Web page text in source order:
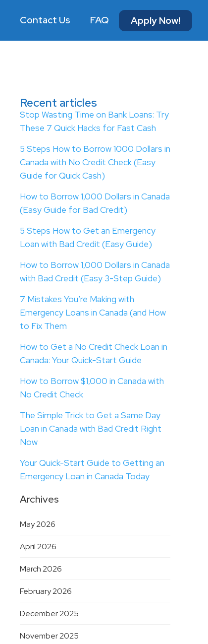
Contact Us FAQ Apply Now!
Recent articles
Stop Wasting Time on Bank Loans: Try
These 7 Quick Hacks for Fast Cash
5 Steps How to Borrow 1000 Dollars in
Canada with No Credit Check (Easy
Guide for Quick Cash)
How to Borrow 1,000 Dollars in Canada
(Easy Guide for Bad Credit)
5 Steps How to Get an Emergency
Loan with Bad Credit (Easy Guide)
How to Borrow 1,000 Dollars in Canada
with Bad Credit (Easy 3-Step Guide)
7 Mistakes You’re Making with
Emergency Loans in Canada (and How
to Fix Them
How to Get a No Credit Check Loan in
Canada: Your Quick-Start Guide
How to Borrow $1,000 in Canada with
No Credit Check
The Simple Trick to Get a Same Day
Loan in Canada with Bad Credit Right
Now
Your Quick-Start Guide to Getting an
Emergency Loan in Canada Today
Archives
May 2026
April 2026
March 2026
February 2026
December 2025
November 2025